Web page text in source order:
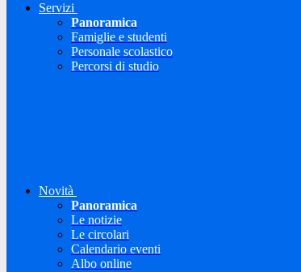
Servizi
Panoramica
Famiglie e studenti
Personale scolastico
Percorsi di studio
Novità
Panoramica
Le notizie
Le circolari
Calendario eventi
Albo online